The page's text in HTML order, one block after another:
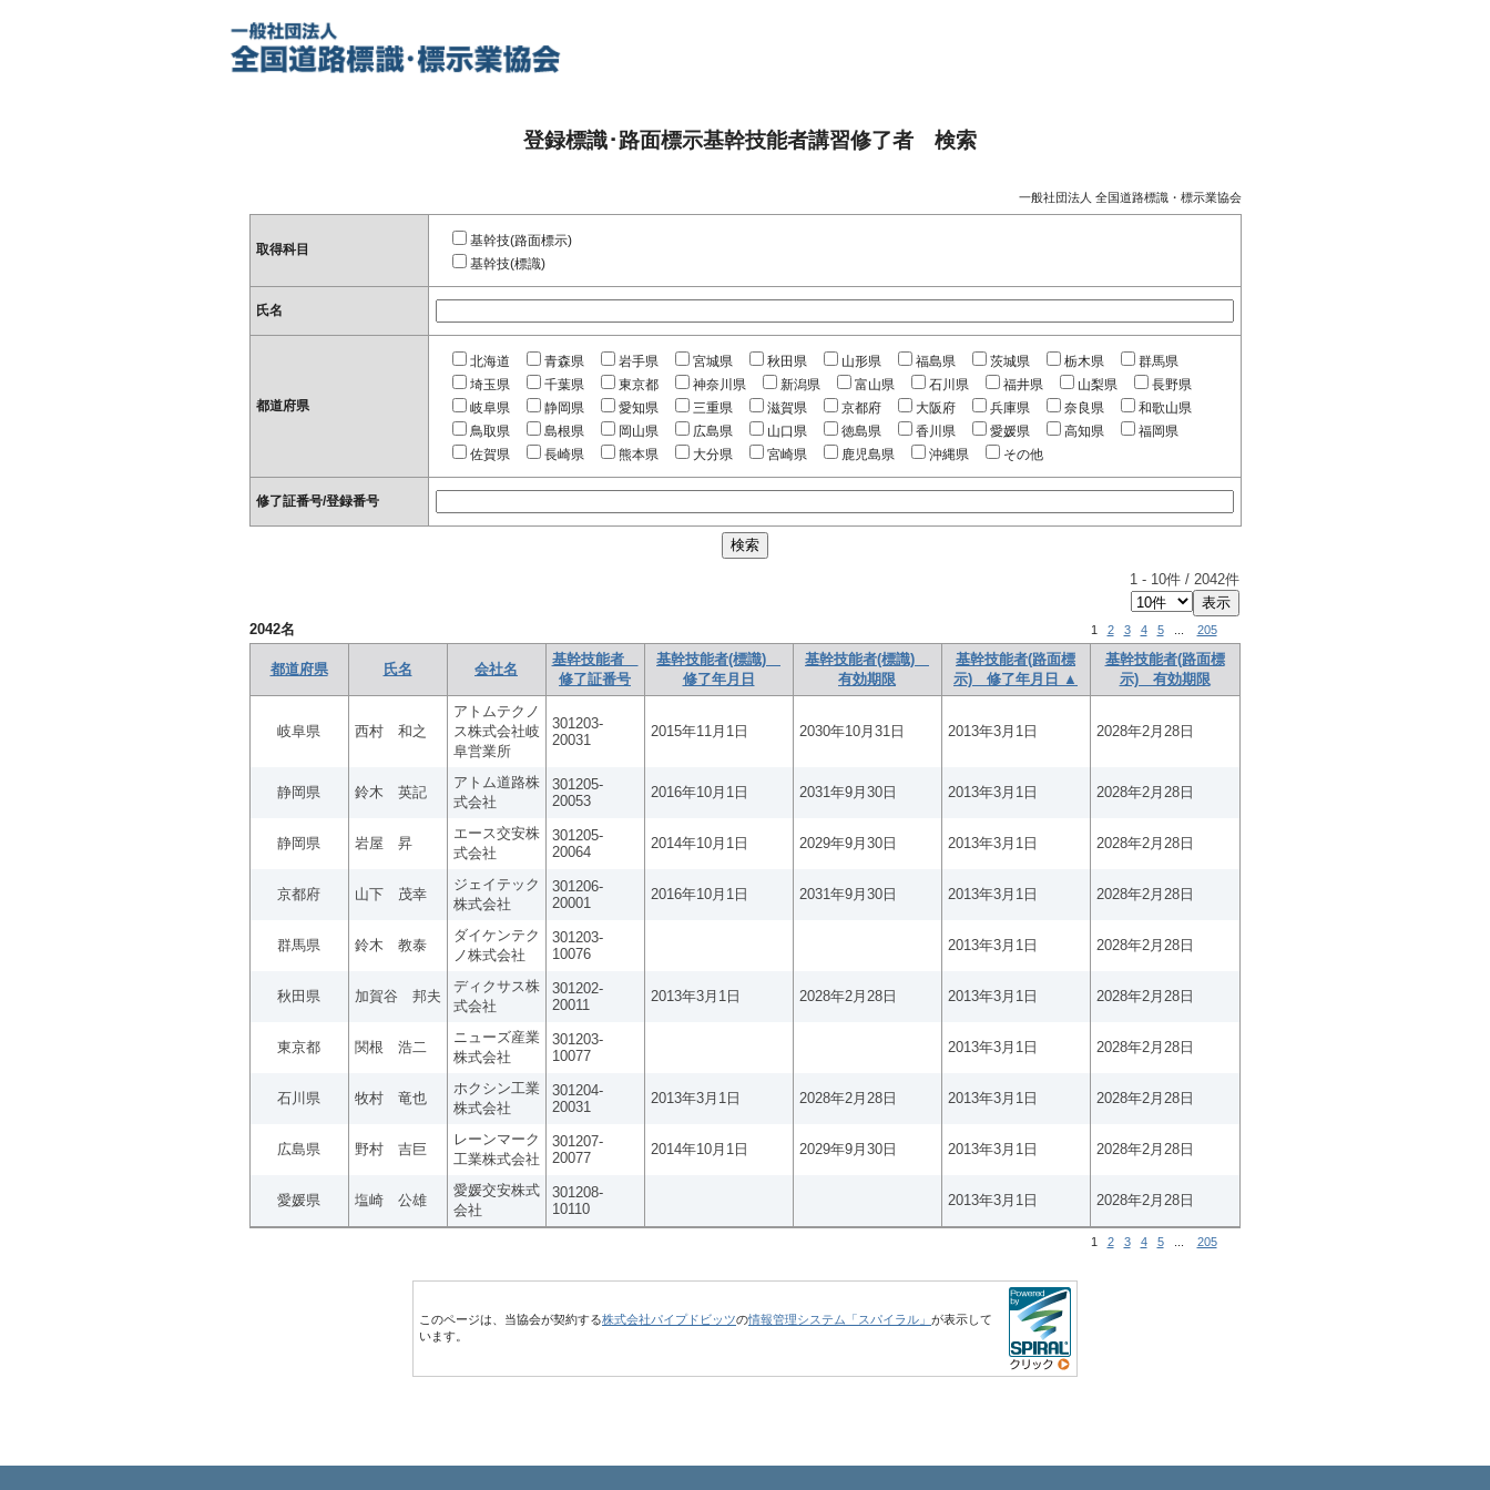
登録標識･路面標示基幹技能者講習修了者 検索
一般社団法人 全国道路標識・標示業協会
取得科目
基幹技(路面標示)
基幹技(標識)
氏名
都道府県
北海道 青森県 岩手県 宮城県 秋田県 山形県 福島県 茨城県 栃木県
群馬県
埼玉県
千葉県 東京都 神奈川県 新潟県 富山県 石川県 福井県 山梨県
長野県
岐阜県
静岡県 愛知県 三重県 滋賀県 京都府 大阪府 兵庫県 奈良県
和歌山県
鳥取県
島根県 岡山県 広島県 山口県 徳島県 香川県 愛媛県 高知県
福岡県
佐賀県
長崎県 熊本県 大分県 宮崎県 鹿児島県 沖縄県 その他
修了証番号/登録番号
1- 10件 / 2042件
2042名 1 2 3 4 5 205
都道府県 氏名 会社名
基幹技能者
修了証番号
基幹技能者(標識)
修了年月日
基幹技能者(標識)
有効期限
基幹技能者(路面標
示) 修了年月日 ▲
基幹技能者(路面標
示) 有効期限
岐阜県 西村 和之
アトムテクノ
ス株式会社岐
阜営業所
301203-
20031
2015年11月1日 2030年10月31日 2013年3月1日 2028年2月28日
静岡県 鈴木 英記
アトム道路株
式会社
301205-
20053
2016年10月1日 2031年9月30日 2013年3月1日 2028年2月28日
静岡県 岩屋 昇
エース交安株
式会社
301205-
20064
2014年10月1日 2029年9月30日 2013年3月1日 2028年2月28日
京都府 山下 茂幸
ジェイテック
株式会社
301206-
20001
2016年10月1日 2031年9月30日 2013年3月1日 2028年2月28日
群馬県 鈴木 教泰
ダイケンテク
ノ株式会社
301203-
10076
2013年3月1日 2028年2月28日
秋田県 加賀谷 邦夫
ディクサス株
式会社
301202-
20011
2013年3月1日 2028年2月28日 2013年3月1日 2028年2月28日
東京都 関根 浩二
ニューズ産業
株式会社
301203-
10077
2013年3月1日 2028年2月28日
石川県 牧村 竜也
ホクシン工業
株式会社
301204-
20031
2013年3月1日 2028年2月28日 2013年3月1日 2028年2月28日
広島県 野村 吉巨
レーンマーク
工業株式会社
301207-
20077
2014年10月1日 2029年9月30日 2013年3月1日 2028年2月28日
愛媛県 塩崎 公雄
愛媛交安株式
会社
301208-
10110
2013年3月1日 2028年2月28日
1 2 3 4 5 205
このページは、当協会が契約する株式会社パイプドビッツの情報管理システム「スパイラル」 が表示して
います。